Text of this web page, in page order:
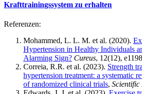
Krafttrainingssystem zu erhalten
Referenzen:
Mohammed, L. L. M. et al. (2020).
Hypertension in Healthy Individuals
Alarming Sign? Cureus, 12(12),
Correia, R.R. et al. (2023). Strength
hypertension treatment: a systematic
of randomized clinical trials, Scientific